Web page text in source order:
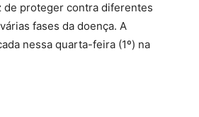
de proteger contra diferentes
fases da doença. A
nessa quarta-feira (1º) na